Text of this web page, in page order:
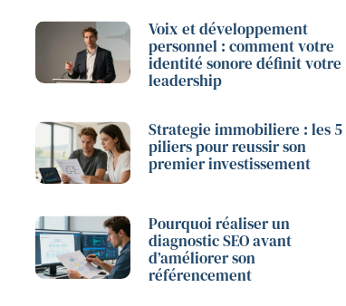
Voix et développement
personnel : comment votre
identité sonore définit votre
leadership
Strategie immobiliere : les 5
piliers pour reussir son
premier investissement
Pourquoi réaliser un
diagnostic SEO avant
d’améliorer son
référencement